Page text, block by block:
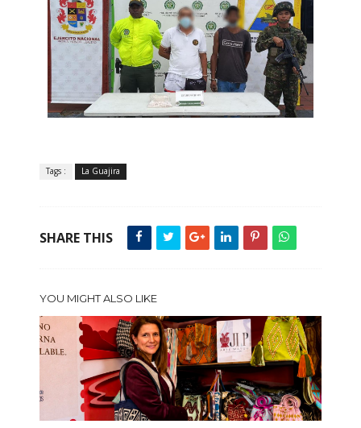
Tags : La Guajira
SHARE THIS
YOU MIGHT ALSO LIKE